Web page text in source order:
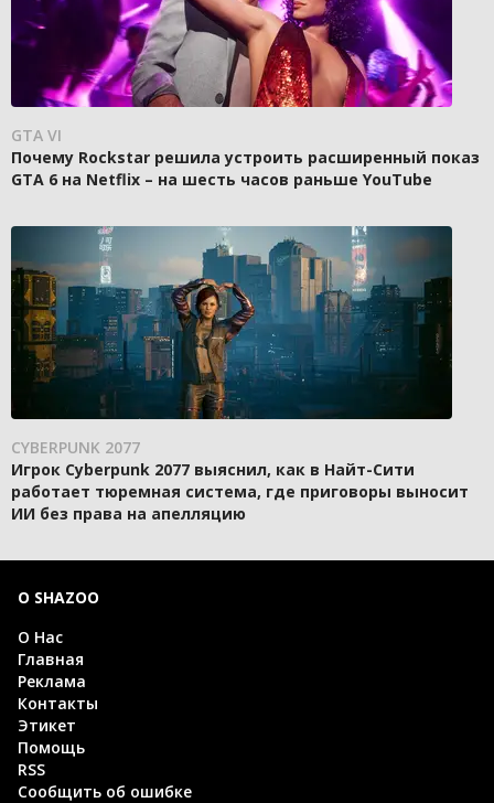
GTA VI
Почему Rockstar решила устроить расширенный показ
GTA 6 на Netflix – на шесть часов раньше YouTube
CYBERPUNK 2077
Игрок Cyberpunk 2077 выяснил, как в Найт-Сити
работает тюремная система, где приговоры выносит
ИИ без права на апелляцию
О SHAZOO
О Нас
Главная
Реклама
Контакты
Этикет
Помощь
RSS
Сообщить об ошибке